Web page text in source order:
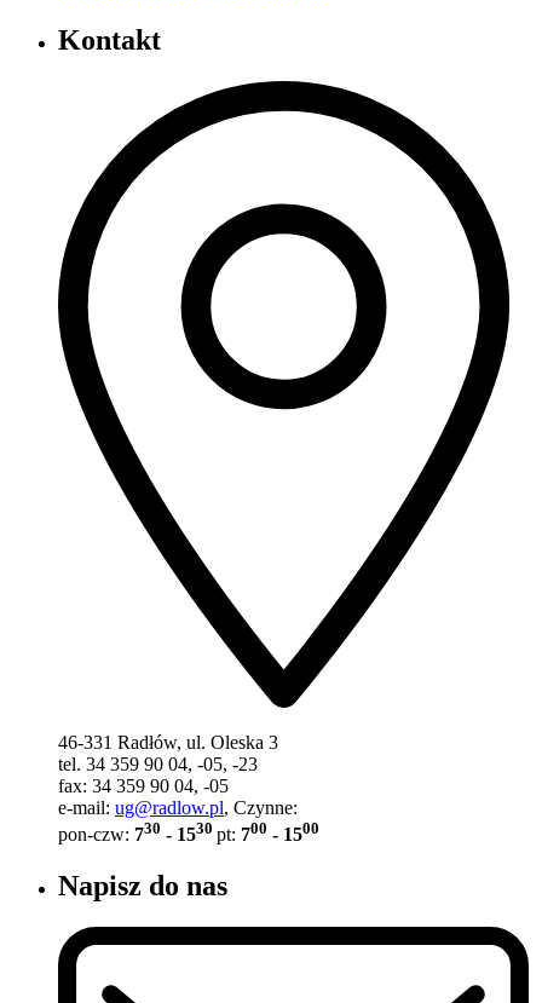
Kontakt
46-331 Radłów, ul. Oleska 3
tel. 34 359 90 04, -05, -23
fax: 34 359 90 04, -05
e-mail: ug@radlow.pl, Czynne:
pon-czw: 730 - 1530 pt: 700 - 1500
Napisz do nas